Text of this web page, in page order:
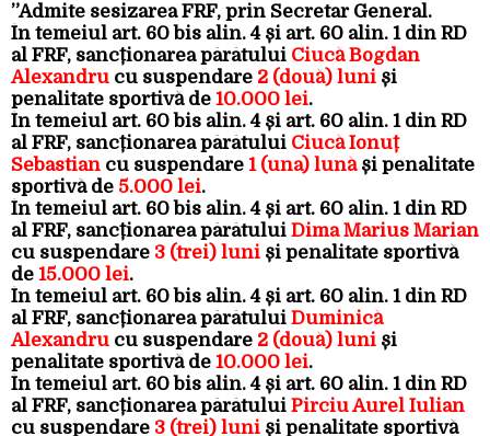
”Admite sesizarea FRF, prin Secretar General.
În temeiul art. 60 bis alin. 4 și art. 60 alin. 1 din RD
al FRF, sancționarea pârâtului Ciucă Bogdan
Alexandru cu suspendare 2 (două) luni și
penalitate sportivă de 10.000 lei.
În temeiul art. 60 bis alin. 4 și art. 60 alin. 1 din RD
al FRF, sancționarea pârâtului Ciucă Ionuț
Sebastian cu suspendare 1 (una) lunăși penalitate
sportivă de 5.000 lei.
În temeiul art. 60 bis alin. 4 și art. 60 alin. 1 din RD
al FRF, sancționarea pârâtului Dima Marius Marian
cu suspendare 3 (trei) luni și penalitate sportivă
de 15.000 lei.
În temeiul art. 60 bis alin. 4 și art. 60 alin. 1 din RD
al FRF, sancționarea pârâtului Duminică
Alexandru cu suspendare 2 (două) luni și
penalitate sportivă de 10.000 lei.
În temeiul art. 60 bis alin. 4 și art. 60 alin. 1 din RD
al FRF, sancționarea pârâtului Pirciu Aurel Iulian
cu suspendare 3 (trei) luni și penalitate sportivă